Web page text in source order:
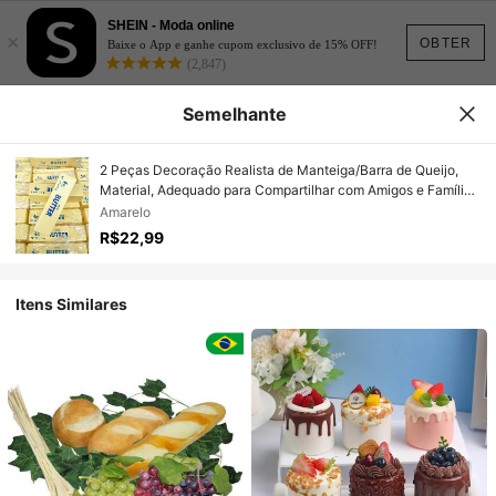
OBTER
×
SHEIN - Moda online
Baixe o App e ganhe cupom exclusivo de 15% OFF!
(2,847)
Semelhante
2 Peças Decoração Realista de Manteiga/Barra de Queijo,
Material, Adequado para Compartilhar com Amigos e Família
(Este produto tem aroma lácteo, por favor não compre se
você não aceitar)
Amarelo
R$22,99
Itens Similares